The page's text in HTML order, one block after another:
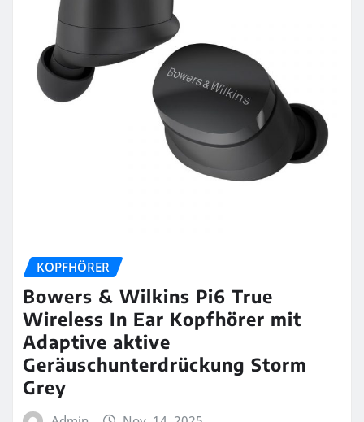
KOPFHÖRER
Bowers & Wilkins Pi6 True
Wireless In Ear Kopfhörer mit
Adaptive aktive
Geräuschunterdrückung Storm
Grey